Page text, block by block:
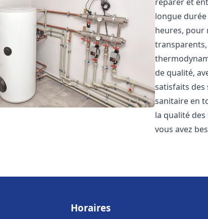
longue
heures, pour
de qualité,
satisfaits des
sanitaire en
la qualité
vous avez
Horaires